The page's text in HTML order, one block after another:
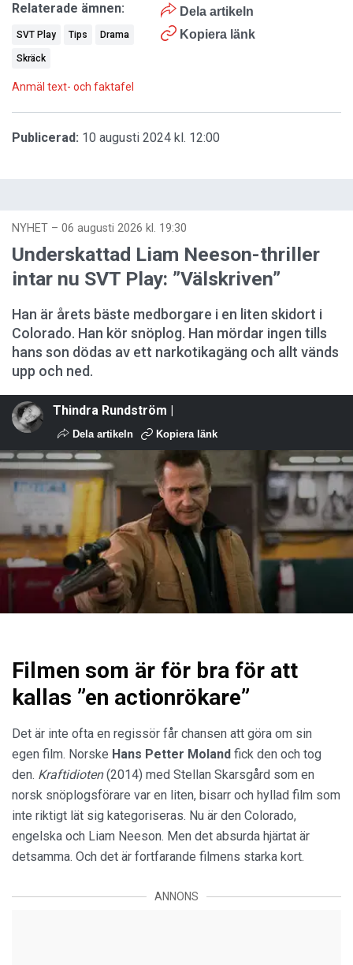
Dela artikeln
Kopiera länk
Relaterade ämnen:
SVT Play Tips Drama
Skräck
Anmäl text- och faktafel
Publicerad: 10 augusti 2024 kl. 12:00
NYHET – 06 augusti 2026 kl. 19:30
Underskattad Liam Neeson-thriller
intar nu SVT Play: ”Välskriven”
Han är årets bäste medborgare i en liten skidort i
Colorado. Han kör snöplog. Han mördar ingen tills
hans son dödas av ett narkotikagäng och allt vänds
upp och ned.
Thindra Rundström |
Dela artikeln Kopiera länk
Filmen som är för bra för att
kallas ”en actionrökare”
Det är inte ofta en regissör får chansen att göra om sin
egen film. Norske Hans Petter Moland fick den och tog
den. Kraftidioten(2014) med Stellan Skarsgård som en
norsk snöplogsförare var en liten, bisarr och hyllad film som
inte riktigt lät sig kategoriseras. Nu är den Colorado,
engelska och Liam Neeson. Men det absurda hjärtat är
detsamma. Och det är fortfarande filmens starka kort.
ANNONS